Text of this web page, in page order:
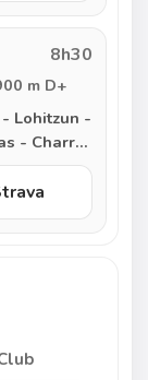
8h30
m D+
- Charre
-